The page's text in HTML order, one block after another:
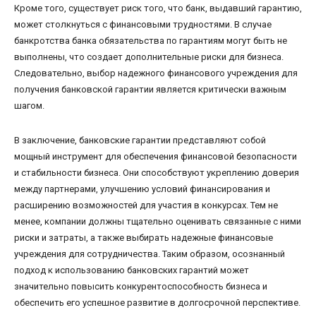
Кроме того, существует риск того, что банк, выдавший гарантию,
может столкнуться с финансовыми трудностями. В случае
банкротства банка обязательства по гарантиям могут быть не
выполнены, что создает дополнительные риски для бизнеса.
Следовательно, выбор надежного финансового учреждения для
получения банковской гарантии является критически важным
шагом.
В заключение, банковские гарантии представляют собой
мощный инструмент для обеспечения финансовой безопасности
и стабильности бизнеса. Они способствуют укреплению доверия
между партнерами, улучшению условий финансирования и
расширению возможностей для участия в конкурсах. Тем не
менее, компании должны тщательно оценивать связанные с ними
риски и затраты, а также выбирать надежные финансовые
учреждения для сотрудничества. Таким образом, осознанный
подход к использованию банковских гарантий может
значительно повысить конкурентоспособность бизнеса и
обеспечить его успешное развитие в долгосрочной перспективе.